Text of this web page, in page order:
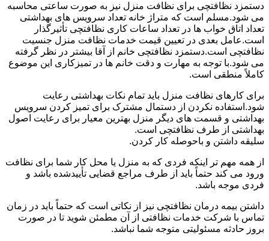
دستمزد نظافتچی برای نظافت منزل نیز به صورت ساعتی محاسبه
می شود.مسلم است که متراژ خانه تعداد سرویس های بهداشتی
تعداد اتاق خواب ها در تعداد ساعات کاری نظافتچی تأثیرگذار
است.عامل بعدی در تعیین قیمت خدمات نظافت منزل جنسیت
نظافتچی است.دستمزد نظافتچی خانم از آقا بیشتر در نظر گرفته
می شود.با توجه به مهارت و دقت خانم ها در تمیزکاری این موضوع
کاملاً منطقی است.
برای کارهای نظافت منزل باید تمام نکات بهداشتی رعایت
شود.استفاده نکردن از دستمال مشترک برای تمیز کردن سرویس
بهداشتی و قسمت های دیگر منزل بهترین معیار برای رعایت اصول
بهداشتی از طرف نظافتچی است.
سلیقه داشتن و باحوصله کار کردن.
از همه مهم تر اینکه فردی که به منزل یا محل کار شما برای نظافت
ورود می کند حتماً باید از طرف مراجع قضایی تأییدشده باشد و
فردی موجه باشد.
داشتن بیمه درمان نظافتچی نیز از نکاتی است که حتماً باید در زمان
تماس با شرکت خدمات نظافتی از آن مطمئن شوید تا در صورت
بروز حادثه مسئولیتی متوجه شما نباشد.